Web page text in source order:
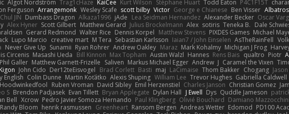
Algot Nordström Trag1cHaze KaiCee Kurt Wilson Stéphane Huart Todd Eaton P4C1F15T
Ferguson Arrangemonk Wesley Scafe scott bilby Victor George e Chianese Ben Visser
JIN Dumbass Dragon Alkaza1996 jAde Lea Seidman Hernandez Alexander Becker Oscar
Alex Hyner Scott Gilbert Matthew Gerard Julius Brockelmann Alex sotiris Teneka B. Dale
Gerard Redmond Walter Rice Dennis Korpel Matthew Stevens PIXDES Games Michael
Lupo Marcio creative mart M Tera Sebastian Karlsson Iaian7 / John Einselen AsTheRainFell
Never Give Up Sunamii Ryan Rohrer Andrew Oakley Maraz Mark Kohalmy Michigan J Frog
Circenis Masashi Ueda Bill Kinnon Max Topham Austin Walzl Hannes Rens Bais qualtro Piotr
Phil Galler Matthew Garnett-Frizelle Saliven Markus Michael Egger Andrew J Caramel the Vixen
John Cido Der12teEisvogel Brad Corlett Basti maj LaCimaise Thom Bakker Chogang
English Colin Dunne Martin Koťátko Alexis Shuping William Lee Trevor Hughes Gabriella Caldwell
Hoodwinkedfool Ruben Vroman David Sibley Emil Herzenstiel Charles Janson Christian Gomez
S Brendon Padjasek Evan Tillett Bryan Applegate Dylan Hall J Ewell Dys Quddle Jameson
Bell Xcrow Pedro Javier Somoza Hernando Paul Klingberg Olivié Bouchard Damiano Mazzocchini
Randy Bloom henrik rasmussen Greenheart Ransom Bergen Andreas Wetter Edomod PD100